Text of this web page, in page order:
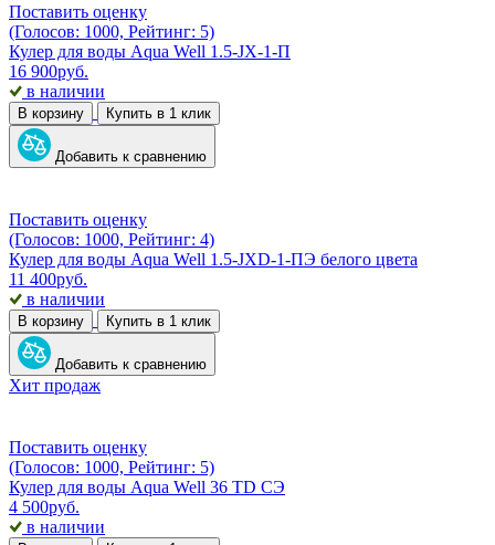
Поставить оценку
(Голосов: 1000, Рейтинг: 5)
Кулер для воды Aqua Well 1.5-JX-1-П
16 900руб.
в наличии
В корзину Купить в 1 клик
Добавить к сравнению
Поставить оценку
(Голосов: 1000, Рейтинг: 4)
Кулер для воды Aqua Well 1.5-JXD-1-ПЭ белого цвета
11 400руб.
в наличии
В корзину Купить в 1 клик
Добавить к сравнению
Хит продаж
Поставить оценку
(Голосов: 1000, Рейтинг: 5)
Кулер для воды Aqua Well 36 TD СЭ
4 500руб.
в наличии